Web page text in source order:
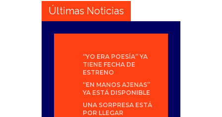
Últimas Noticias
“YO ERA POESÍA” YA
TIENE FECHA DE
ESTRENO
“EN MANOS AJENAS”
YA ESTÁ DISPONIBLE
UNA SORPRESA ESTÁ
POR LLEGAR